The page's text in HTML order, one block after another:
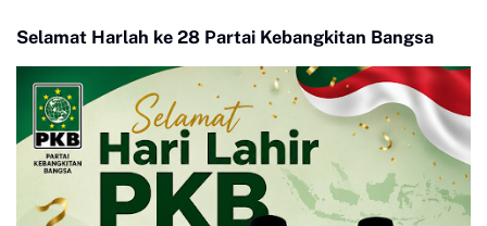
Mangkir karena 'Biaya
Transport'"
Selamat Harlah ke 28 Partai Kebangkitan Bangsa